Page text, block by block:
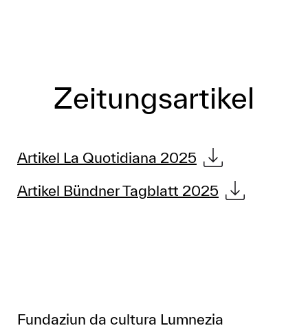
Zeitungsartikel
Artikel La Quotidiana 2025
Artikel Bündner Tagblatt 2025
Fundaziun da cultura Lumnezia